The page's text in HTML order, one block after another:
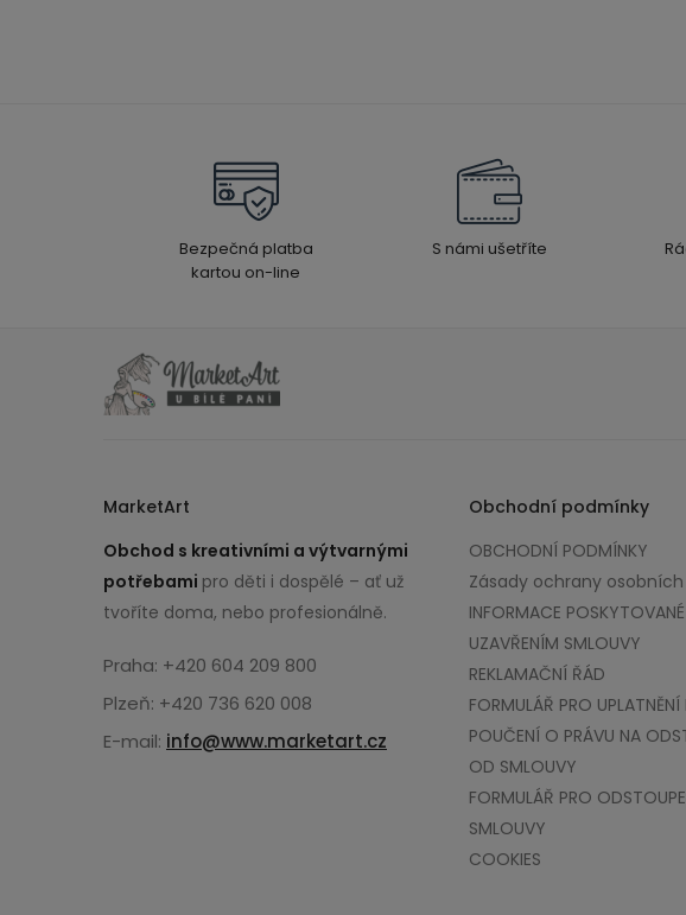
Bezpečná platba
kartou on-line
S námi ušetříte
MarketArt
Obchod s kreativními a výtvarnými
potřebami pro děti i dospělé – ať už
tvoříte doma, nebo profesionálně.
Praha: +420 604 209 800
Plzeň: +420 736 620 008
E-mail: info@www.marketart.cz
Obchodní podmínky
OBCHODNÍ PODMÍNKY
Zásady ochrany
INFORMACE
UZAVŘENÍM SMLOUVY
REKLAMAČNÍ ŘÁD
FORMULÁŘ PRO UPLATNĚNÍ
POUČENÍ O PRÁVU NA
OD SMLOUVY
FORMULÁŘ PRO
SMLOUVY
COOKIES